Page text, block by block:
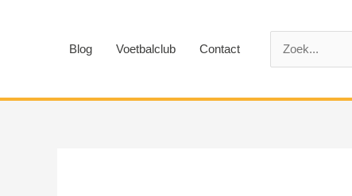
Blog Voetbalclub Contact